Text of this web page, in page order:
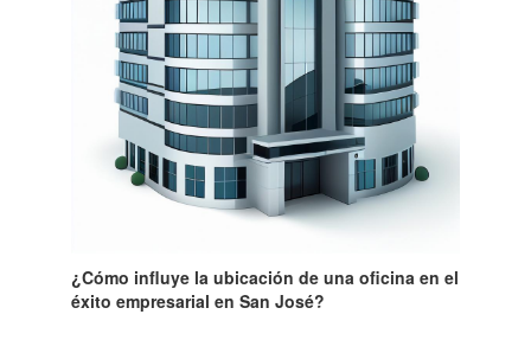
¿Cómo influye la ubicación de una oficina en el
éxito empresarial en San José?